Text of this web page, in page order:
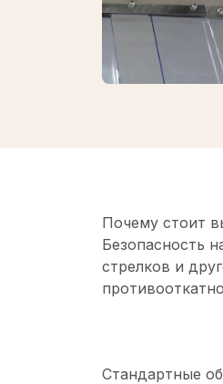
Почему стоит
Безопасность
стрелков и
Стандартные